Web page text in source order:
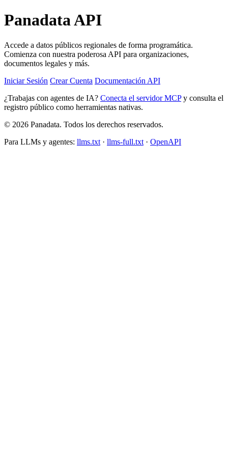
PanadataAPI
Accede a datos públicos regionales de forma programática.
Comienza con nuestra poderosa API para organizaciones,
documentos legales y más.
Iniciar Sesión Crear Cuenta Documentación API
¿Trabajas con agentes de IA? Conecta el servidor MCPy consulta el
registro público como herramientas nativas.
© 2026 Panadata. Todos los derechos reservados.
Para LLMs y agentes: llms.txt · llms-full.txt · OpenAPI